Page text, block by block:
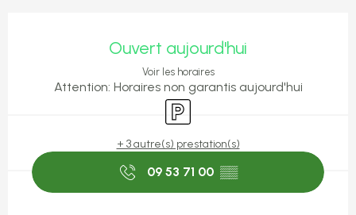
Ouvert aujourd'hui
Voir les horaires
Attention: Horaires non garantis aujourd'hui
Parking
+ 3 autre(s) prestation(s)
09 53 71 00 ▒▒